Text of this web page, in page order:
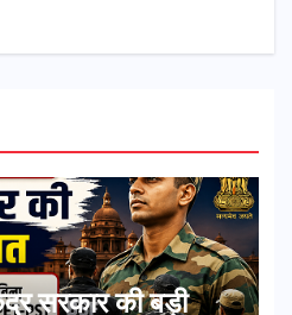
सरकार की बड़ी